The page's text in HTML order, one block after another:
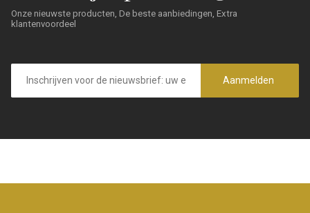
Onze nieuwste producten, De beste aanbiedingen, Extra
klantenvoordeel
E-
mailadres
Aanmelden